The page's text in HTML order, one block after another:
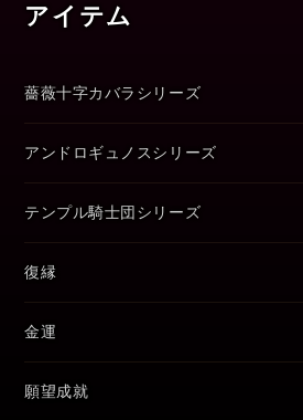
アイテム
薔薇十字カバラシリーズ
アンドロギュノスシリーズ
テンプル騎士団シリーズ
復縁
金運
願望成就